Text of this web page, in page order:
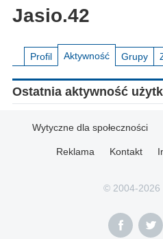
Jasio.42
Profil Aktywność Grupy
Ostatnia aktywność
Wytyczne dla społeczności
Reklama Kontakt
© 2004-2026